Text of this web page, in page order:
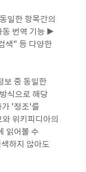
일한 항목간의
동 번역 기능 ▶
색“ 등 다양한
보 중 동일한
식으로 해당
‘정조’를
와 위키피디아의
읽어볼 수
하지 않아도